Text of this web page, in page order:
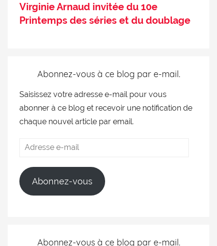
Virginie Arnaud invitée du 10e
Printemps des séries et du doublage
Abonnez-vous à ce blog par e-mail.
Saisissez votre adresse e-mail pour vous
abonner à ce blog et recevoir une notification de
chaque nouvel article par email.
Abonnez-vous
Abonnez-vous à ce blog par e-mail.